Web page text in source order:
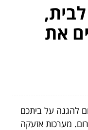
את
להגנה על ביתכם
מערכות אזעקה